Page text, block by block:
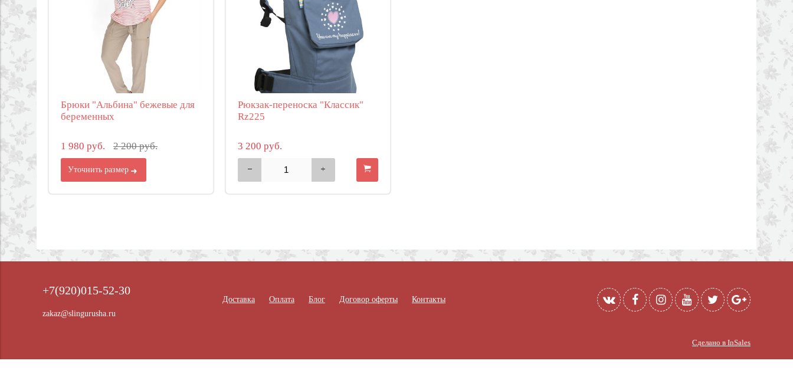
Брюки "Альбина" бежевые для
беременных
1 980 руб. 2 200 руб.
Уточнить размер
Рюкзак-переноска "Классик"
Rz225
3 200 руб.
+7(920)015-52-30
zakaz@slingurusha.ru
Доставка Оплата Блог Договор оферты Контакты
Сделано в InSales